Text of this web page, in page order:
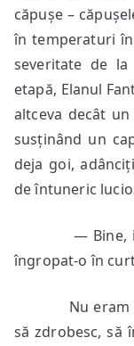
căpușe –
în temperaturi
severitate de
etapă, Elanul
altceva decât
susținând un
deja goi,
de întuneric
— Bine, i-am
îngropat-o în
Nu eram
să zdrobesc, să